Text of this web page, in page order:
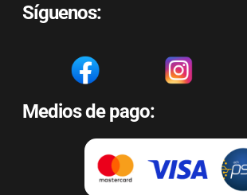
Síguenos:
Medios de pago: